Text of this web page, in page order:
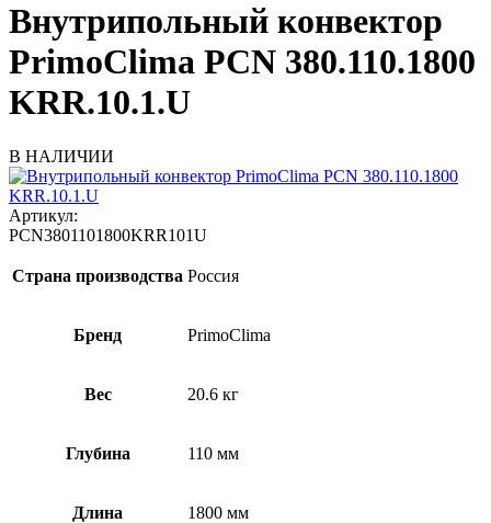
Внутрипольный конвектор
PrimoClima PCN 380.110.1800
KRR.10.1.U
В НАЛИЧИИ
Артикул:
PCN3801101800KRR101U
Страна производства Россия
Бренд PrimoClima
Вес 20.6 кг
Глубина 110 мм
Длина 1800 мм